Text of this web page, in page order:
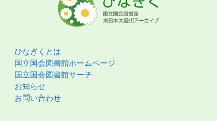
ひなぎくとは
国立国会図書館ホームページ
国立国会図書館サーチ
お知らせ
お問い合わせ